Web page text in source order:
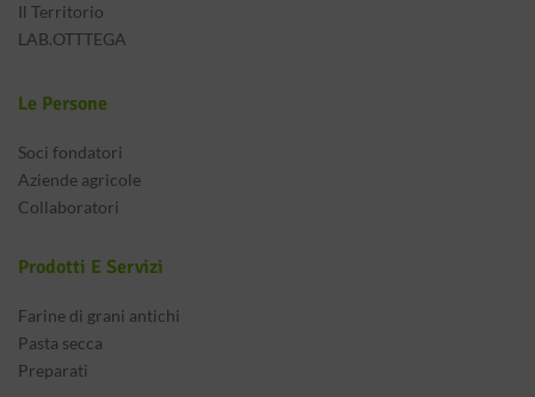
Il Territorio
LAB.OTTTEGA
Le Persone
Soci fondatori
Aziende agricole
Collaboratori
Prodotti E Servizi
Farine di grani antichi
Pasta secca
Preparati